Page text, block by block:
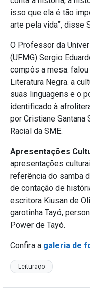
isso que ela é tão
arte pela vida”, disse
O Professor da
(UFMG) Sergio
compôs a mesa.
Literatura Negra. a
suas linguagens e o
identificado à
por Cristiane Santana
Racial da SME.
Apresentações
apresentações
referência do samba
de contação de
escritora Kiusan de
garotinha Tayó,
Power de Tayó.
Confira a galeria de
Leituraço